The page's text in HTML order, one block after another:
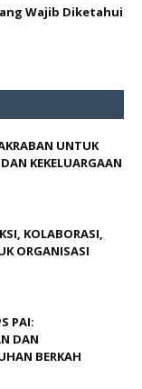
Wajib Diketahui
UNTUK
KEKELUARGAAN
KOLABORASI,
ORGANISASI
PAI:
DAN
BERKAH